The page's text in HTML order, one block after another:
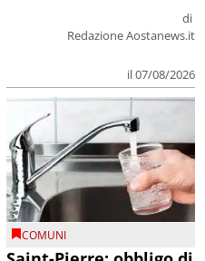
di
Redazione Aostanews.it
il 07/08/2026
COMUNI